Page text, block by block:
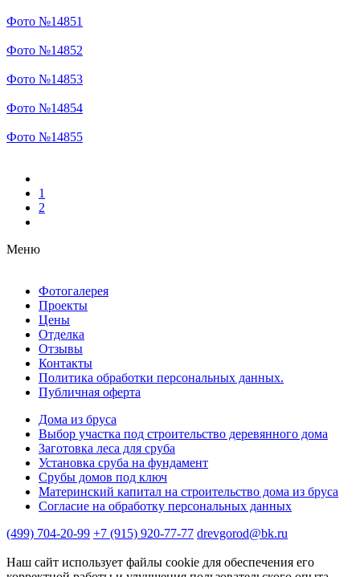
Фото №14851
Фото №14852
Фото №14853
Фото №14854
Фото №14855
1
2
Меню
Фотогалерея
Проекты
Цены
Отделка
Отзывы
Контакты
Политика обработки персональных данных.
Публичная оферта
Дома из бруса
Выбор участка под строительство деревянного дома
Заготовка леса для сруба
Установка сруба на фундамент
Срубы домов под ключ
Материнский капитал на строительство дома из бруса
Согласие на обработку персональных данных
(499) 704-20-99 +7 (915) 920-77-77 drevgorod@bk.ru
Наш сайт использует файлы cookie для обеспечения его